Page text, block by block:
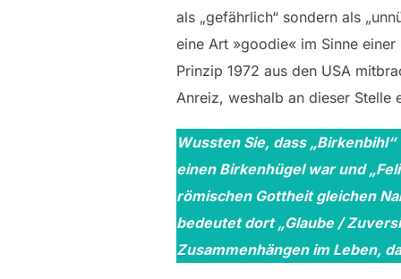
als „gefährlich“ sondern als
eine Art »goodie« im Sinne
Prinzip 1972 aus den USA
Anreiz, weshalb an dieser Stelle
Wussten Sie, dass
einen Birkenhügel war und
römischen Gottheit gleichen
bedeutet dort „Glaube /
Zusammenhängen im Leben,